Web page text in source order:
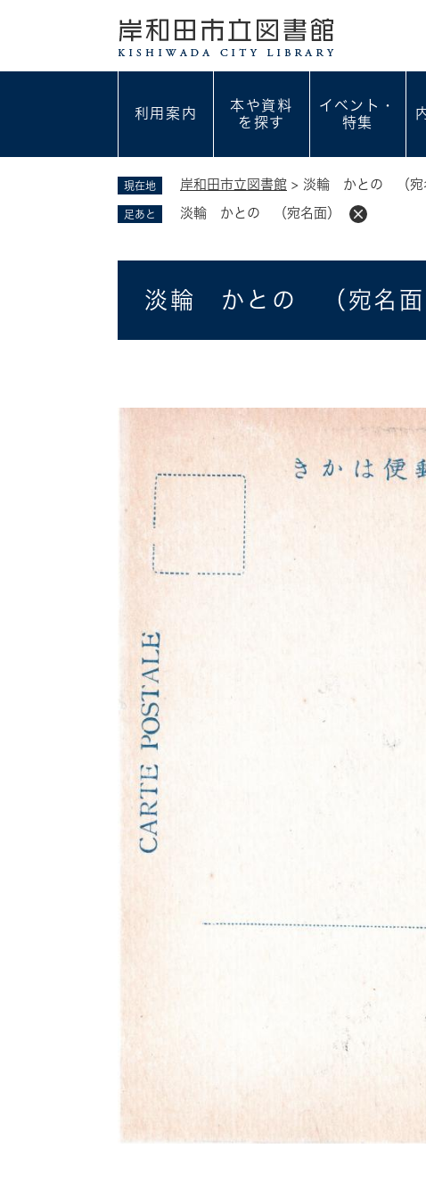
の
す
利用案内
本や資料
を探す
イベント・
特集
現在地 岸和田市立図書館 > 淡輪 かとの （宛
足あと 淡輪 かとの （宛名面）
淡輪 かとの （宛名面